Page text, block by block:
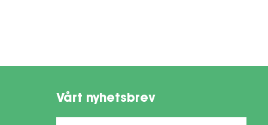
Vårt nyhetsbrev